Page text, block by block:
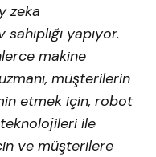
zeka
sahipliği yapıyor.
makine
müşterilerin
etmek için, robot
ile
ve müşterilere